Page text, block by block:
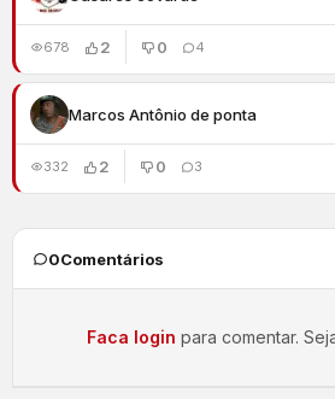
678 2 0 4
Marcos Antônio de ponta
332 2 0 3
0Comentários
Faca login para comentar.